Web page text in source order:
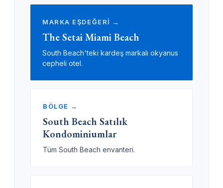
MARKA EŞDEĞERİ →
The Setai Miami Beach
South Beach'teki kardeş markalı okyanus
cepheli otel.
BÖLGE →
South Beach Satılık
Kondominiumlar
Tüm South Beach envanteri.